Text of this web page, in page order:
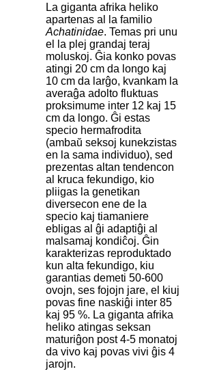
La giganta afrika heliko
apartenas al la familio
Achatinidae. Temas pri unu
el la plej grandaj teraj
moluskoj. Ĝia konko povas
atingi 20 cm da longo kaj
10 cm da larĝo, kvankam la
averaĝa adolto fluktuas
proksimume inter 12 kaj 15
cm da longo. Ĝi estas
specio hermafrodita
(ambaŭ seksoj kunekzistas
en la sama individuo), sed
prezentas altan tendencon
al kruca fekundigo, kio
pliigas la genetikan
diversecon ene de la
specio kaj tiamaniere
ebligas al ĝi adaptiĝi al
malsamaj kondiĉoj. Ĝin
karakterizas reproduktado
kun alta fekundigo, kiu
garantias demeti 50-600
ovojn, ses fojojn jare, el kiuj
povas fine naskiĝi inter 85
kaj 95 %. La giganta afrika
heliko atingas seksan
maturiĝon post 4-5 monatoj
da vivo kaj povas vivi ĝis 4
jarojn.